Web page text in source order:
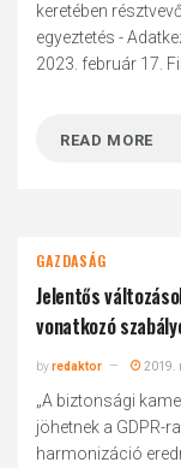
keretében
egyeztetés -
2023. február 17.
READ MORE
GAZDASÁG
Jelentős
vonatkozó
byredaktor 2019.
„A biztonsági
jöhetnek a GDPR-
harmonizáció